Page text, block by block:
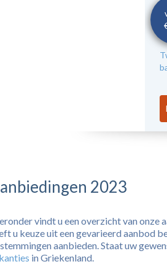
2023
vindt u een overzicht van onze
u keuze uit een gevarieerd aanbod
aanbieden. Staat uw
in Griekenland.